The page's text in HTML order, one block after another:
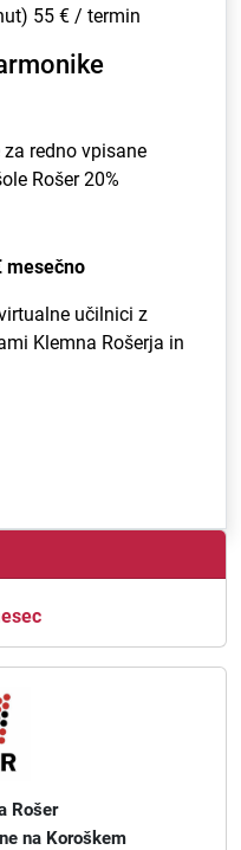
55 € / termin
redno vpisane
Rošer 20%
mesečno
učilnici z
Klemna Rošerja in
Rošer
na Koroškem